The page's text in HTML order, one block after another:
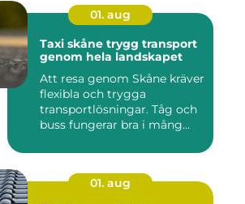
01. aug
Taxi skåne trygg transport
genom hela landskapet
Att resa genom Skåne kräver
flexibla och trygga
transportlösningar. Tåg och
buss fungerar bra i mång...
01. aug